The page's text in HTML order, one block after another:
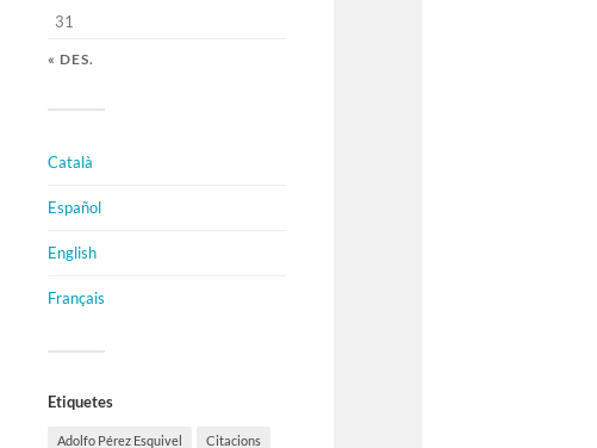
31
« DES.
Català
Español
English
Français
Etiquetes
Adolfo Pérez Esquivel Citacions